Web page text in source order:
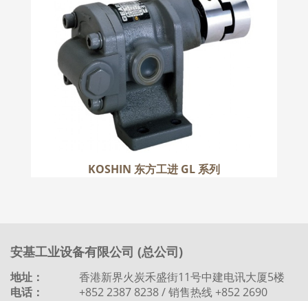
KOSHIN 东方工进 GL 系列
更多
安基工业设备有限公司 (总公司)
地址：
香港新界火炭禾盛街11号中建电讯大厦5楼
电话：
+852 2387 8238 / 销售热线 +852 2690